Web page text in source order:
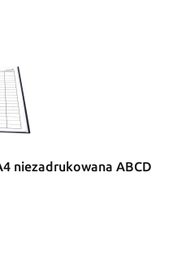
niezadrukowana ABCD